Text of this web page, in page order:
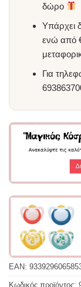
δώρο
Υπάρχει
ενώ από
Για
EAN:
Κωδικός προϊόντος: